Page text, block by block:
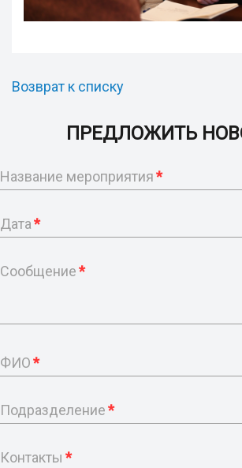
Возврат к списку
ПРЕДЛОЖИТЬ
Название мероприятия*
Дата*
Сообщение*
ФИО*
Подразделение*
Контакты *